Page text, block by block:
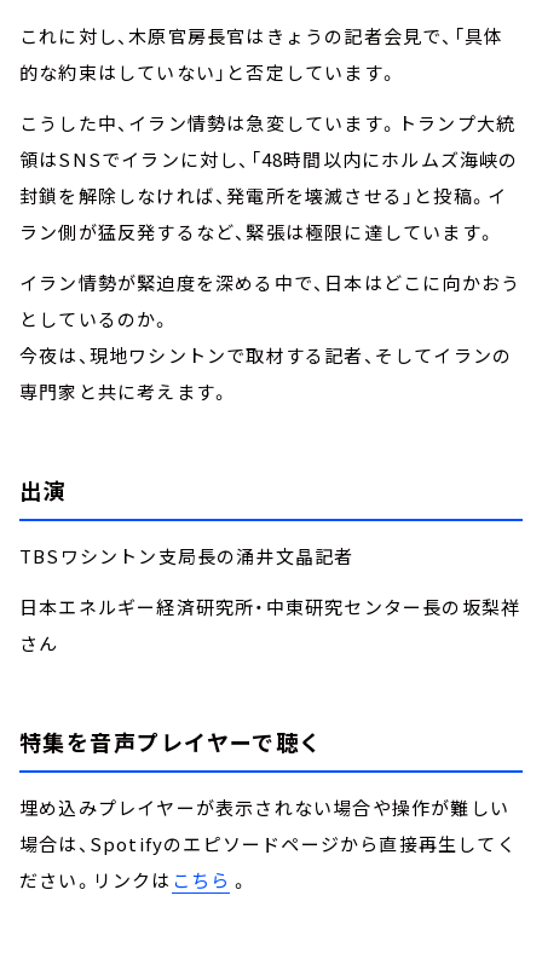
これに対し、木原官房長官はきょうの記者会見で、「具体
的な約束はしていない」と否定しています。
こうした中、イラン情勢は急変しています。トランプ大統
領はSNSでイランに対し、「48時間以内にホルムズ海峡の
封鎖を解除しなければ、発電所を壊滅させる」と投稿。イ
ラン側が猛反発するなど、緊張は極限に達しています。
イラン情勢が緊迫度を深める中で、日本はどこに向かおう
としているのか。
今夜は、現地ワシントンで取材する記者、そしてイランの
専門家と共に考えます。
出演
TBSワシントン支局長の涌井文晶記者
日本エネルギー経済研究所・中東研究センター長の坂梨祥
さん
特集を音声プレイヤーで聴く
埋め込みプレイヤーが表示されない場合や操作が難しい
場合は、Spotifyのエピソードページから直接再生してく
ださい。リンクは こちら 。